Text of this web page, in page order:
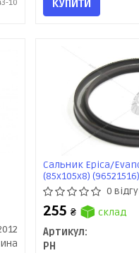
10 КУПИТИ
Сальник Epica/
(85х105х8)
0
255₴
склад
Артикул:
PH